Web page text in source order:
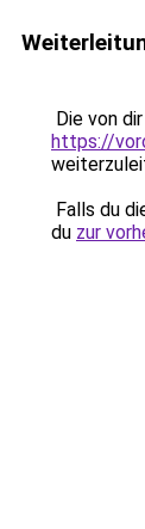
Die von
https://
Falls du
du zur